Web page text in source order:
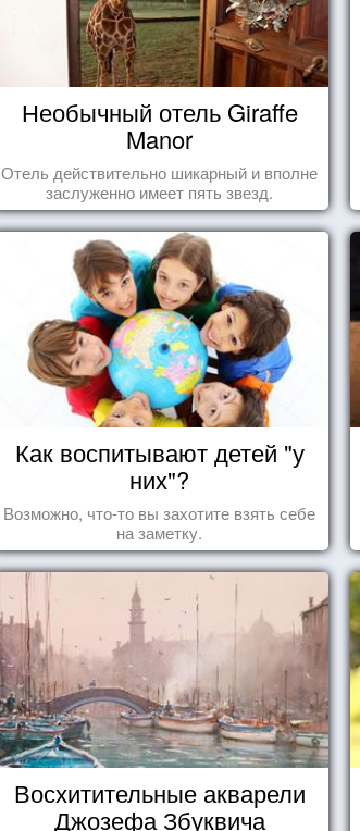
Необычный отель Giraffe
Manor
Отель действительно шикарный и вполне
заслуженно имеет пять звезд.
Как воспитывают детей "у
них"?
Возможно, что-то вы захотите взять себе
на заметку.
Восхитительные акварели
Джозефа Збуквича